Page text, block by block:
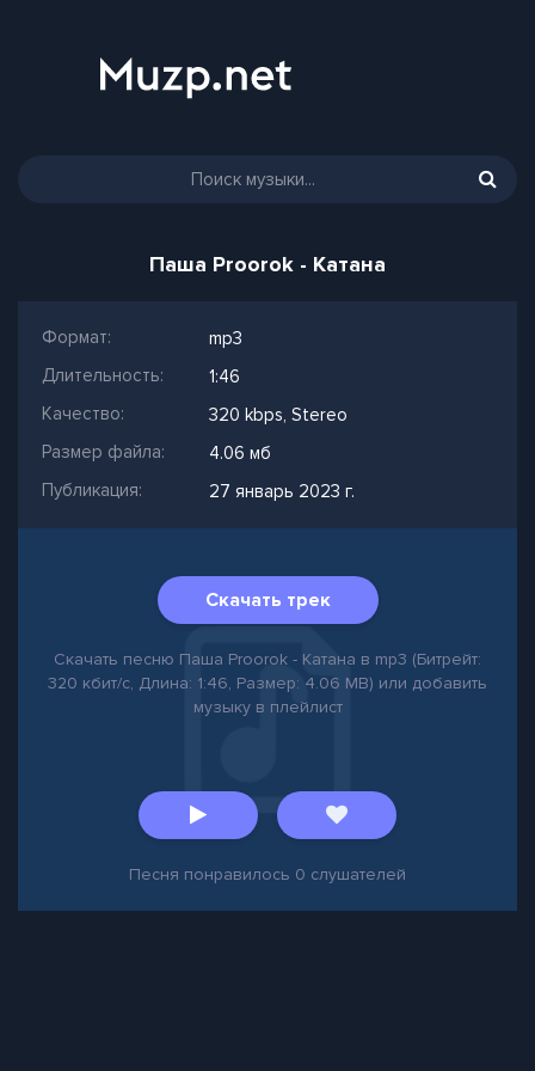
Паша Proorok - Катана
Формат:
mp3
Длительность:
1:46
Качество:
320 kbps, Stereo
Размер файла:
4.06 мб
Публикация:
27 январь 2023 г.
Скачать трек
Скачать песню Паша Proorok - Катана в mp3 (Битрейт:
320 кбит/с, Длина: 1:46, Размер: 4.06 MB) или добавить
музыку в плейлист
Песня понравилось 0 слушателей